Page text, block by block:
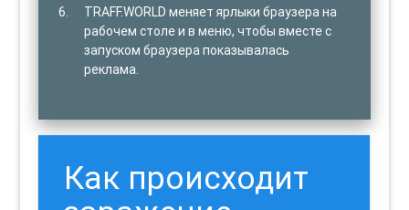
TRAFF.WORLD меняет ярлыки браузера на
рабочем столе и в меню, чтобы вместе с
запуском браузера показывалась
реклама.
Как происходит